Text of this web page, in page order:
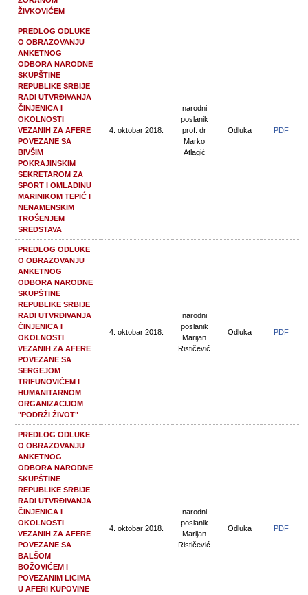
ŽIVKOVIĆEM
PREDLOG ODLUKE
O OBRAZOVANJU
ANKETNOG
ODBORA NARODNE
SKUPŠTINE
REPUBLIKE SRBIJE
RADI UTVRĐIVANJA
ČINJENICA I
OKOLNOSTI
VEZANIH ZA AFERE
POVEZANE SA
BIVŠIM
POKRAJINSKIM
SEKRETAROM ZA
SPORT I OMLADINU
MARINIKOM TEPIĆ I
NENAMENSKIM
TROŠENJEM
SREDSTAVA
4. oktobar 2018.
narodni
poslanik
prof. dr
Marko
Atlagić
Odluka PDF
PREDLOG ODLUKE
O OBRAZOVANJU
ANKETNOG
ODBORA NARODNE
SKUPŠTINE
REPUBLIKE SRBIJE
RADI UTVRĐIVANJA
ČINJENICA I
OKOLNOSTI
VEZANIH ZA AFERE
POVEZANE SA
SERGEJOM
TRIFUNOVIĆEM I
HUMANITARNOM
ORGANIZACIJOM
"PODRŽI ŽIVOT"
4. oktobar 2018.
narodni
poslanik
Marijan
Rističević
Odluka PDF
PREDLOG ODLUKE
O OBRAZOVANJU
ANKETNOG
ODBORA NARODNE
SKUPŠTINE
REPUBLIKE SRBIJE
RADI UTVRĐIVANJA
ČINJENICA I
OKOLNOSTI
VEZANIH ZA AFERE
POVEZANE SA
BALŠOM
BOŽOVIĆEM I
POVEZANIM LICIMA
U AFERI KUPOVINE
4. oktobar 2018.
narodni
poslanik
Marijan
Rističević
Odluka PDF